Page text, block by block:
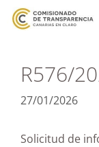
R576/
27/01/2026
Solicitud de